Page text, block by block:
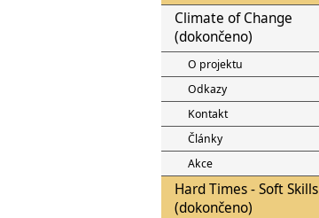
Climate of Change
(dokončeno)
O projektu
Odkazy
Kontakt
Články
Akce
Hard Times - Soft Skills
(dokončeno)